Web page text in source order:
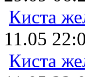
Киста
11.05
Киста